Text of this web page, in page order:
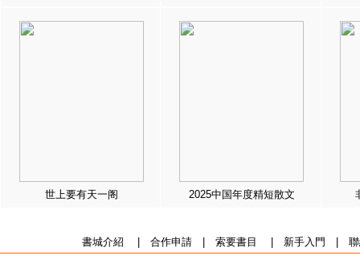
世上要有天一阁 2025中国年度精短散文
書城介紹 合作申請| 索要書目 新手入門